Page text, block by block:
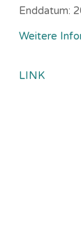
Enddatum:
Weitere
LINK